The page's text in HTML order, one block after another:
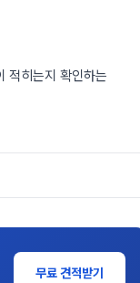
적히는지 확인하는
무료 견적받기